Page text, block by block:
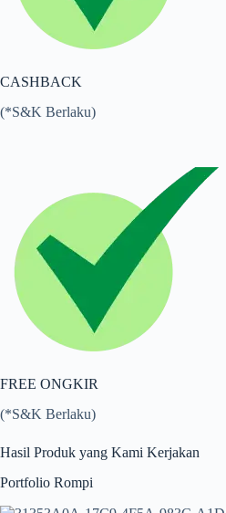
CASHBACK
(*S&K Berlaku)
FREE ONGKIR
(*S&K Berlaku)
Hasil Produk yang Kami Kerjakan
Portfolio Rompi